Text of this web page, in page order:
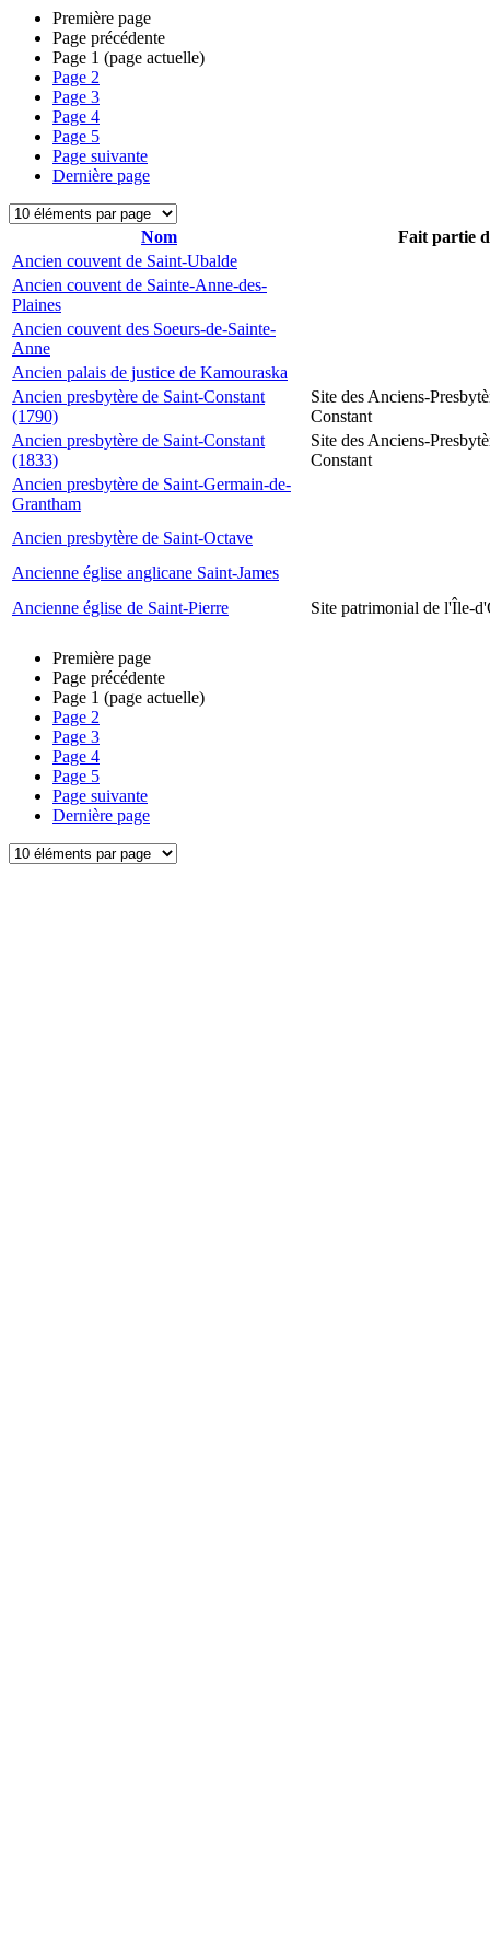
Première page
Page précédente
Page 1 (page actuelle)
Page 2
Page 3
Page 4
Page 5
Page suivante
Dernière page
Nom
Fait partie
Ancien couvent de Saint-Ubalde
Ancien couvent de Sainte-Anne-des-
Plaines
Ancien couvent des Soeurs-de-Sainte-
Anne
Ancien palais de justice de Kamouraska
Ancien presbytère de Saint-Constant
(1790)
Site des Anciens-
Constant
Ancien presbytère de Saint-Constant
(1833)
Site des Anciens-
Constant
Ancien presbytère de Saint-Germain-de-
Grantham
Ancien presbytère de Saint-Octave
Ancienne église anglicane Saint-James
Ancienne église de Saint-Pierre
Site patrimonial de l'Île-
Première page
Page précédente
Page 1 (page actuelle)
Page 2
Page 3
Page 4
Page 5
Page suivante
Dernière page